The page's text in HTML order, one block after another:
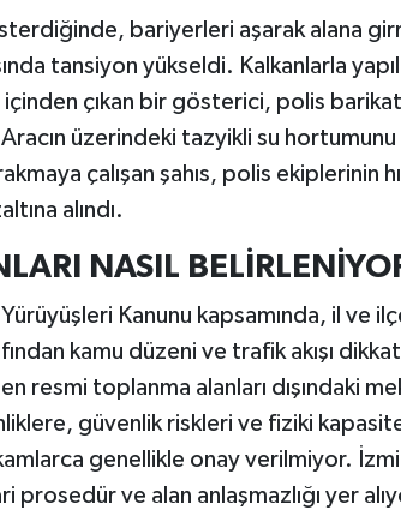
bariyerleri aşarak alana
tansiyon yükseldi. Kalkanlarla
içinden çıkan bir gösterici, polis
üzerindeki tazyikli su hortumunu
çalışan şahıs, polis ekiplerinin
alındı.
NASIL
Kanunu kapsamında, il ve
kamu düzeni ve trafik akışı
resmi toplanma alanları dışındaki
güvenlik riskleri ve fiziki
genellikle onay verilmiyor.
prosedür ve alan anlaşmazlığı yer